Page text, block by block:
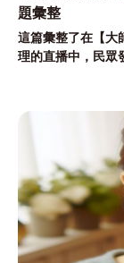
題彙整
這篇彙整了在【大
理的直播中，民眾